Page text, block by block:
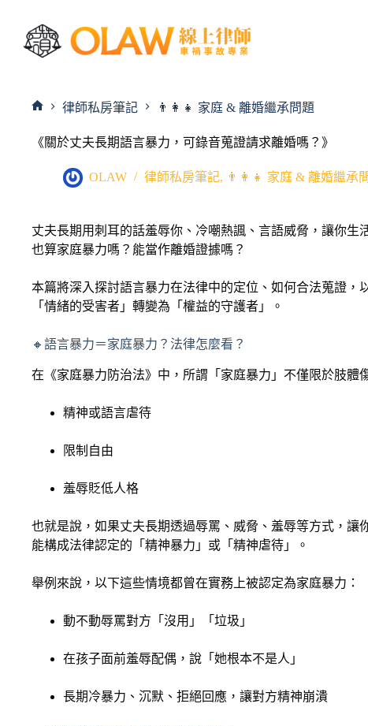
律師私房筆記 👨‍👩‍👧 家庭 & 離婚繼承問題
《關於丈夫長期語言暴力，可錄音蒐證請求離婚嗎？》
OLAW 律師私房筆記, 👨‍👩‍👧 家庭 & 離婚繼承
丈夫長期用刺耳的話羞辱你、冷嘲熱諷、言語威脅，讓你
也算家庭暴力嗎？能當作離婚證據嗎？
本篇將深入探討語言暴力在法律中的定位、如何合法蒐證，
「情緒的受害者」轉變為「權益的守護者」。
🔸語言暴力＝家庭暴力？法律怎麼看？
在《家庭暴力防治法》中，所謂「家庭暴力」不僅限於肢體
精神或語言虐待
限制自由
羞辱貶低人格
也就是說，如果丈夫長期透過辱罵、威脅、羞辱等方式，讓
能構成法律認定的「精神暴力」或「精神虐待」。
舉例來說，以下這些情境都曾在實務上被認定為家庭暴力：
動不動辱罵對方「沒用」「垃圾」
在孩子面前羞辱配偶，說「她根本不是人」
長期冷暴力、沉默、拒絕回應，讓對方精神崩潰